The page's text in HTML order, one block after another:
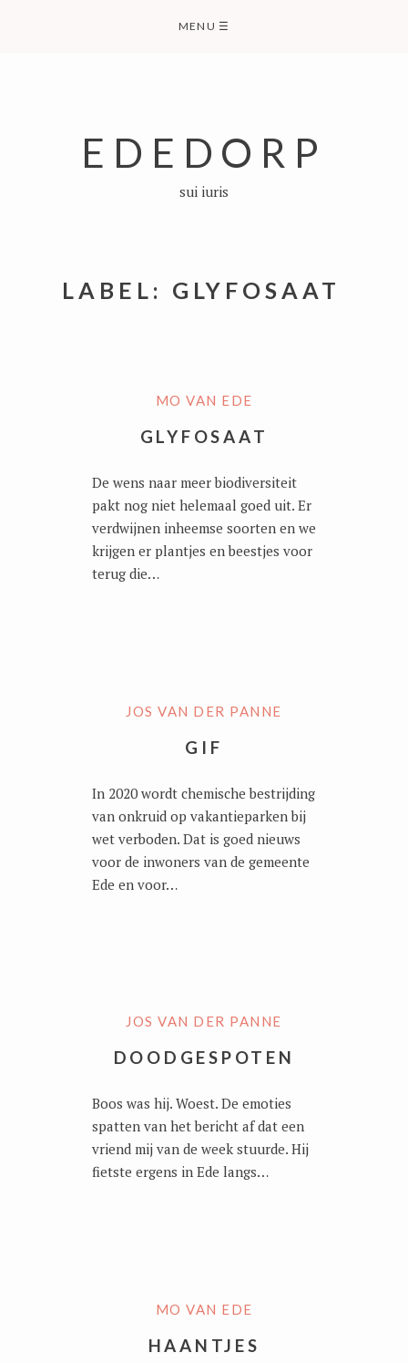
MENU ☰
EDEDORP
sui iuris
LABEL: GLYFOSAAT
MO VAN EDE
GLYFOSAAT
De wens naar meer biodiversiteit
pakt nog niet helemaal goed uit. Er
verdwijnen inheemse soorten en we
krijgen er plantjes en beestjes voor
terug die…
JOS VAN DER PANNE
GIF
In 2020 wordt chemische bestrijding
van onkruid op vakantieparken bij
wet verboden. Dat is goed nieuws
voor de inwoners van de gemeente
Ede en voor…
JOS VAN DER PANNE
DOODGESPOTEN
Boos was hij. Woest. De emoties
spatten van het bericht af dat een
vriend mij van de week stuurde. Hij
fietste ergens in Ede langs…
MO VAN EDE
HAANTJES